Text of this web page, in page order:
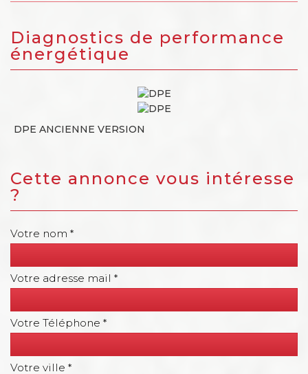
diagnostics de performance
énergétique
DPE ANCIENNE VERSION
cette annonce vous intéresse
?
Votre nom *
Votre adresse mail *
Votre Téléphone *
Votre ville *